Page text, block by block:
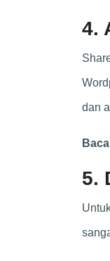
4.
dan
5.